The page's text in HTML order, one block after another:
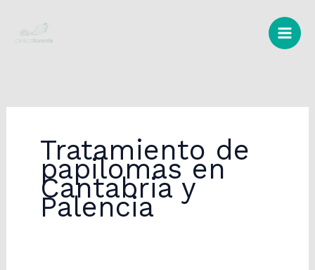
contenido
Tratamiento de
papilomas en
Cantabria y
Palencia